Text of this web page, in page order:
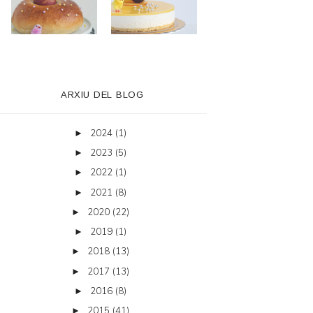
ARXIU DEL BLOG
► 2024 (1)
► 2023 (5)
► 2022 (1)
► 2021 (8)
► 2020 (22)
► 2019 (1)
► 2018 (13)
► 2017 (13)
► 2016 (8)
► 2015 (41)